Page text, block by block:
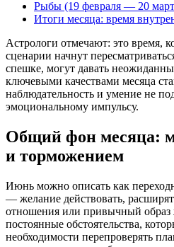
Рыбы (19 февраля — 20
Итоги месяца: время
Астрологи отмечают: это время,
сценарии начнут
спешке, могут давать
ключевыми качествами месяца
наблюдательность и умение не
эмоциональному импульсу.
Общий фон месяца:
и торможением
Июнь можно описать как
— желание действовать,
отношения или привычный
постоянные обстоятельства,
необходимости перепроверять